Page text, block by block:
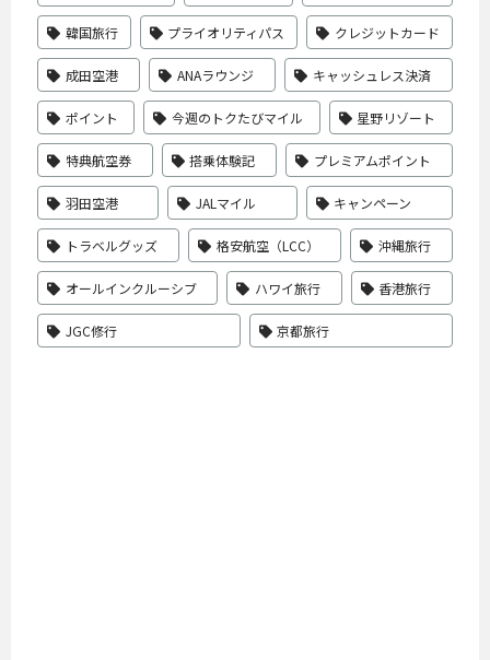
韓国旅行 プライオリティパス クレジットカード
成田空港 ANAラウンジ キャッシュレス決済
ポイント 今週のトクたびマイル 星野リゾート
特典航空券 搭乗体験記 プレミアムポイント
羽田空港 JALマイル キャンペーン
トラベルグッズ 格安航空（LCC） 沖縄旅行
オールインクルーシブ ハワイ旅行 香港旅行
JGC修行 京都旅行